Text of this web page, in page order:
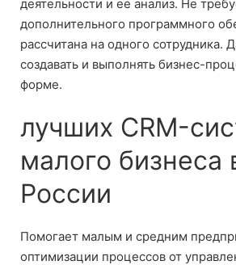
деятельности и ее анализ. Не
дополнительного программного
рассчитана ­на одного сотрудника.
создавать и выполнять бизнес-
форме.
лучших CRM-
малого бизнеса
России
Помогает малым и средним
оптимизации процессов от